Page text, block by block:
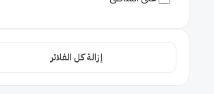
إزالة كل الفلاتر